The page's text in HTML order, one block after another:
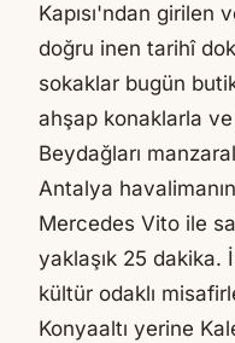
Kapısı'ndan girilen
doğru inen tarihî
sokaklar bugün
ahşap konaklarla ve
Beydağları
Antalya
Mercedes Vito ile
yaklaşık 25
kültür odaklı
Konyaaltı yerine